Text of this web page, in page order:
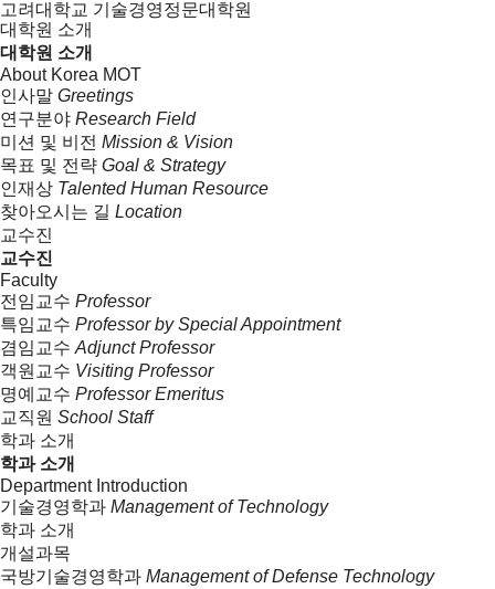
고려대학교 기술경영정문대학원
대학원 소개
대학원 소개
About Korea MOT
인사말 Greetings
연구분야 Research Field
미션 및 비전 Mission & Vision
목표 및 전략 Goal & Strategy
인재상 Talented Human Resource
찾아오시는 길 Location
교수진
교수진
Faculty
전임교수 Professor
특임교수 Professor by Special Appointment
겸임교수 Adjunct Professor
객원교수 Visiting Professor
명예교수 Professor Emeritus
교직원 School Staff
학과 소개
학과 소개
Department Introduction
기술경영학과 Management of Technology
학과 소개
개설과목
국방기술경영학과 Management of Defense Technology